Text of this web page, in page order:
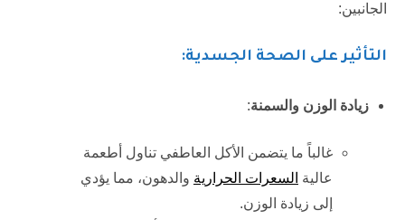
الجانبين:
التأثير على الصحة الجسدية:
زيادة الوزن والسمنة:
غالباً ما يتضمن الأكل العاطفي تناول أطعمة
عالية السعرات الحرارية والدهون، مما يؤدي
إلى زيادة الوزن.